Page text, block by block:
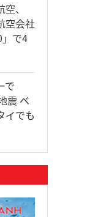
、
空会社
」で4
で
震 ベ
イでも